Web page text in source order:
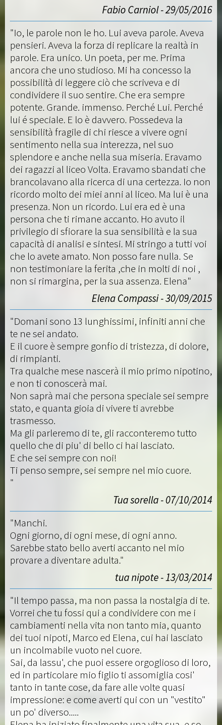
Fabio Carniol - 29/05/2016
"Io, le parole non le ho. Lui aveva parole. Aveva
pensieri. Aveva la forza di replicare la realtà in
parole. Era unico. Un poeta, per me. Prima
ancora che uno studioso. Mi ha concesso la
possibilità di leggere ciò che scriveva e di
condividere il suo sentire. Che era sempre
potente. Grande. immenso. Perché Lui. Perché
lui é speciale. E lo è davvero. Possedeva la
sensibilità fragile di chi riesce a vivere ogni
sentimento nella sua interezza, nel suo
splendore e anche nella sua miseria. Eravamo
dei ragazzi al liceo Volta. Eravamo sbandati che
brancolavano alla ricerca di una certezza. Io non
ricordo molto dei miei anni al liceo. Ma lui è una
presenza. Non un ricordo. Lui era ed è una
persona che ti rimane accanto. Ho avuto il
privilegio di sfiorare la sua sensibilità e la sua
capacità di analisi e sintesi. Mi stringo a tutti voi
che lo avete amato. Non posso fare nulla. Se
non testimoniare la ferita ,che in molti di noi ,
non si rimargina, per la sua assenza. Elena"
Elena Compassi - 30/09/2015
"Domani sono 13 lunghissimi, infiniti anni che
te ne sei andato.
E il cuore è sempre gonfio di tristezza, di dolore,
di rimpianti.
Tra qualche mese nascerà il mio primo nipotino,
e non ti conoscerà mai.
Non saprà mai che persona speciale sei sempre
stato, e quanta gioia di vivere ti avrebbe
trasmesso.
Ma gli parleremo di te, gli racconteremo tutto
quello che di piu' di bello ci hai lasciato.
E che sei sempre con noi!
Ti penso sempre, sei sempre nel mio cuore.
"
Tua sorella - 07/10/2014
"Manchi.
Ogni giorno, di ogni mese, di ogni anno.
Sarebbe stato bello averti accanto nel mio
provare a diventare adulta."
tua nipote - 13/03/2014
"Il tempo passa, ma non passa la nostalgia di te.
Vorrei che tu fossi qui a condividere con me i
cambiamenti nella vita non tanto mia, quanto
dei tuoi nipoti, Marco ed Elena, cui hai lasciato
un incolmabile vuoto nel cuore.
Sai, da lassu', che puoi essere orgoglioso di loro,
ed in particolare mio figlio ti assomiglia cosi'
tanto in tante cose, da fare alle volte quasi
impressione: e come averti qui con un "vestito"
un po' diverso.....